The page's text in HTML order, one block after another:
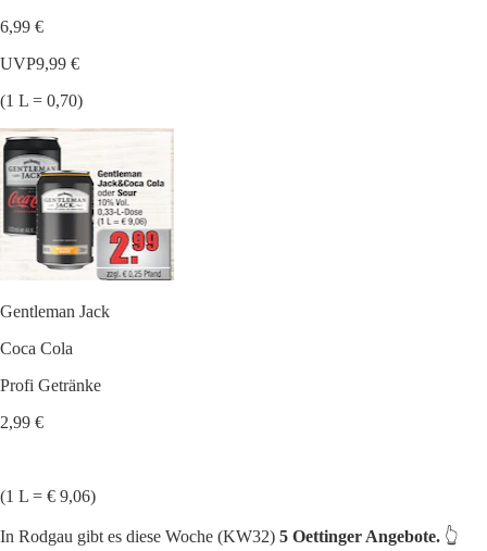
6,99 €
UVP9,99 €
(1 L = 0,70)
Gentleman Jack
Coca Cola
Profi Getränke
2,99 €
(1 L = € 9,06)
In Rodgau gibt es diese Woche (KW32) 5 Oettinger Angebote. 👆